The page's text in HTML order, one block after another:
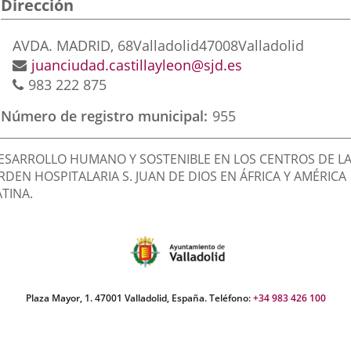
externa.externa.
Dirección
Postal
address
AVDA. MADRID, 68Valladolid47008Valladolid
Email
juanciudad.castillayleon@sjd.es
Phones
983 222 875
Número de registro municipal 955
HUMANO Y SOSTENIBLE EN LOS CENTROS DE LA
HOSPITALARIA S. JUAN DE DIOS EN ÁFRICA Y AMÉRICA
Plaza Mayor, 1. 47001 Valladolid, España. Teléfono:+34 983 426 100